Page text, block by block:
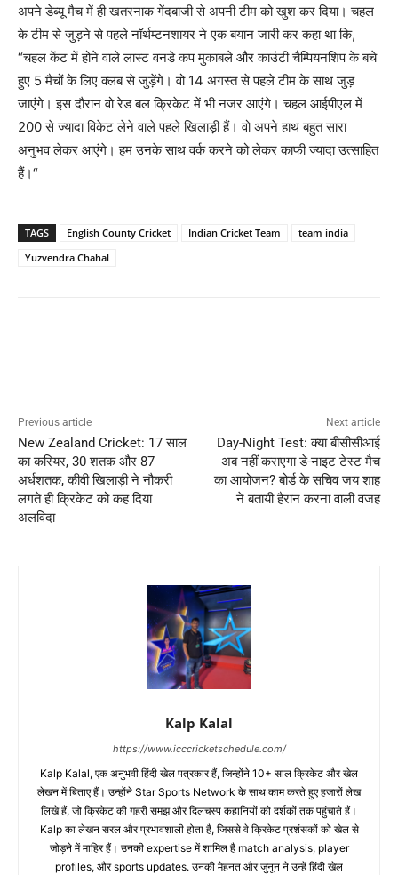
अपने डेब्यू मैच में ही खतरनाक गेंदबाजी से अपनी टीम को खुश कर दिया। चहल
के टीम से जुड़ने से पहले नॉर्थम्टनशायर ने एक बयान जारी कर कहा था कि,
“चहल केंट में होने वाले लास्ट वनडे कप मुकाबले और काउंटी चैम्पियनशिप के बचे
हुए 5 मैचों के लिए क्लब से जुड़ेंगे। वो 14 अगस्त से पहले टीम के साथ जुड़
जाएंगे। इस दौरान वो रेड बल क्रिकेट में भी नजर आएंगे। चहल आईपीएल में
200 से ज्यादा विकेट लेने वाले पहले खिलाड़ी हैं। वो अपने हाथ बहुत सारा
अनुभव लेकर आएंगे। हम उनके साथ वर्क करने को लेकर काफी ज्यादा उत्साहित
हैं।“
TAGS English County Cricket Indian Cricket Team
team india
Yuzvendra Chahal
Previous article
New Zealand Cricket: 17 साल
का करियर, 30 शतक और 87
अर्धशतक, कीवी खिलाड़ी ने नौकरी
लगते ही क्रिकेट को कह दिया
अलविदा
Next article
Day-Night Test: क्या बीसीसीआई
अब नहीं कराएगा डे-नाइट टेस्ट मैच
का आयोजन? बोर्ड के सचिव जय शाह
ने बतायी हैरान करना वाली वजह
Kalp Kalal
https://www.icccricketschedule.com/
Kalp Kalal, एक अनुभवी हिंदी खेल पत्रकार हैं, जिन्होंने 10+ साल क्रिकेट और खेल
लेखन में बिताए हैं। उन्होंने Star Sports Network के साथ काम करते हुए हजारों लेख
लिखे हैं, जो क्रिकेट की गहरी समझ और दिलचस्प कहानियों को दर्शकों तक पहुंचाते हैं।
Kalp का लेखन सरल और प्रभावशाली होता है, जिससे वे क्रिकेट प्रशंसकों को खेल से
जोड़ने में माहिर हैं। उनकी expertise में शामिल है match analysis, player
profiles, और sports updates. उनकी मेहनत और जुनून ने उन्हें हिंदी खेल